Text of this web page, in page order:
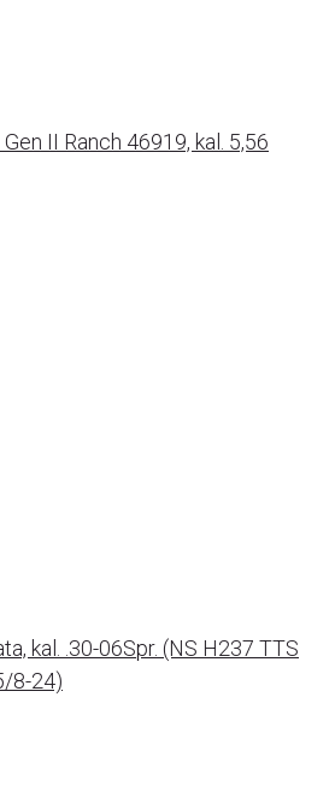
II Ranch 46919, kal. 5,56
kal. .30-06Spr. (NS H237 TTS
8-24)